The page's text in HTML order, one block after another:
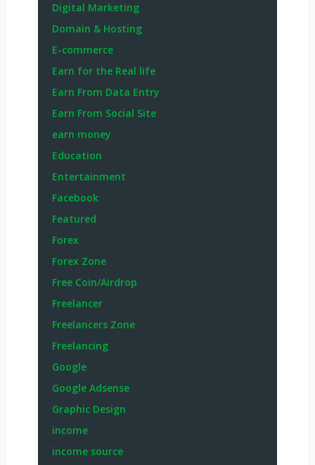
Digital Marketing
Domain & Hosting
E-commerce
Earn for the Real life
Earn From Data Entry
Earn From Social Site
earn money
Education
Entertainment
Facebook
Featured
Forex
Forex Zone
Free Coin/Airdrop
Freelancer
Freelancers Zone
Freelancing
Google
Google Adsense
Graphic Design
income
income source